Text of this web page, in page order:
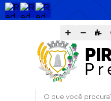
O que você procura?